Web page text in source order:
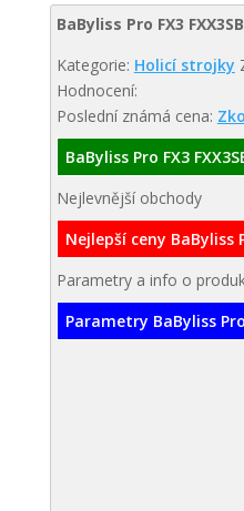
BaByliss Pro FX3
Kategorie: Holicí strojky
Hodnocení:
Poslední známá cena:
BaByliss Pro FX3
Nejlevnější obchody
Nejlepší ceny BaByliss
Parametry a info o
Parametry BaByliss Pro